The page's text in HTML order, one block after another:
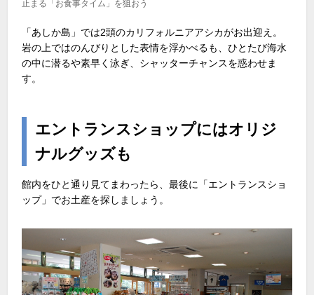
止まる「お食事タイム」を狙おう
「あしか島」では2頭のカリフォルニアアシカがお出迎え。
岩の上ではのんびりとした表情を浮かべるも、ひとたび海水
の中に潜るや素早く泳ぎ、シャッターチャンスを惑わせま
す。
エントランスショップにはオリジ
ナルグッズも
館内をひと通り見てまわったら、最後に「エントランスショ
ップ」でお土産を探しましょう。